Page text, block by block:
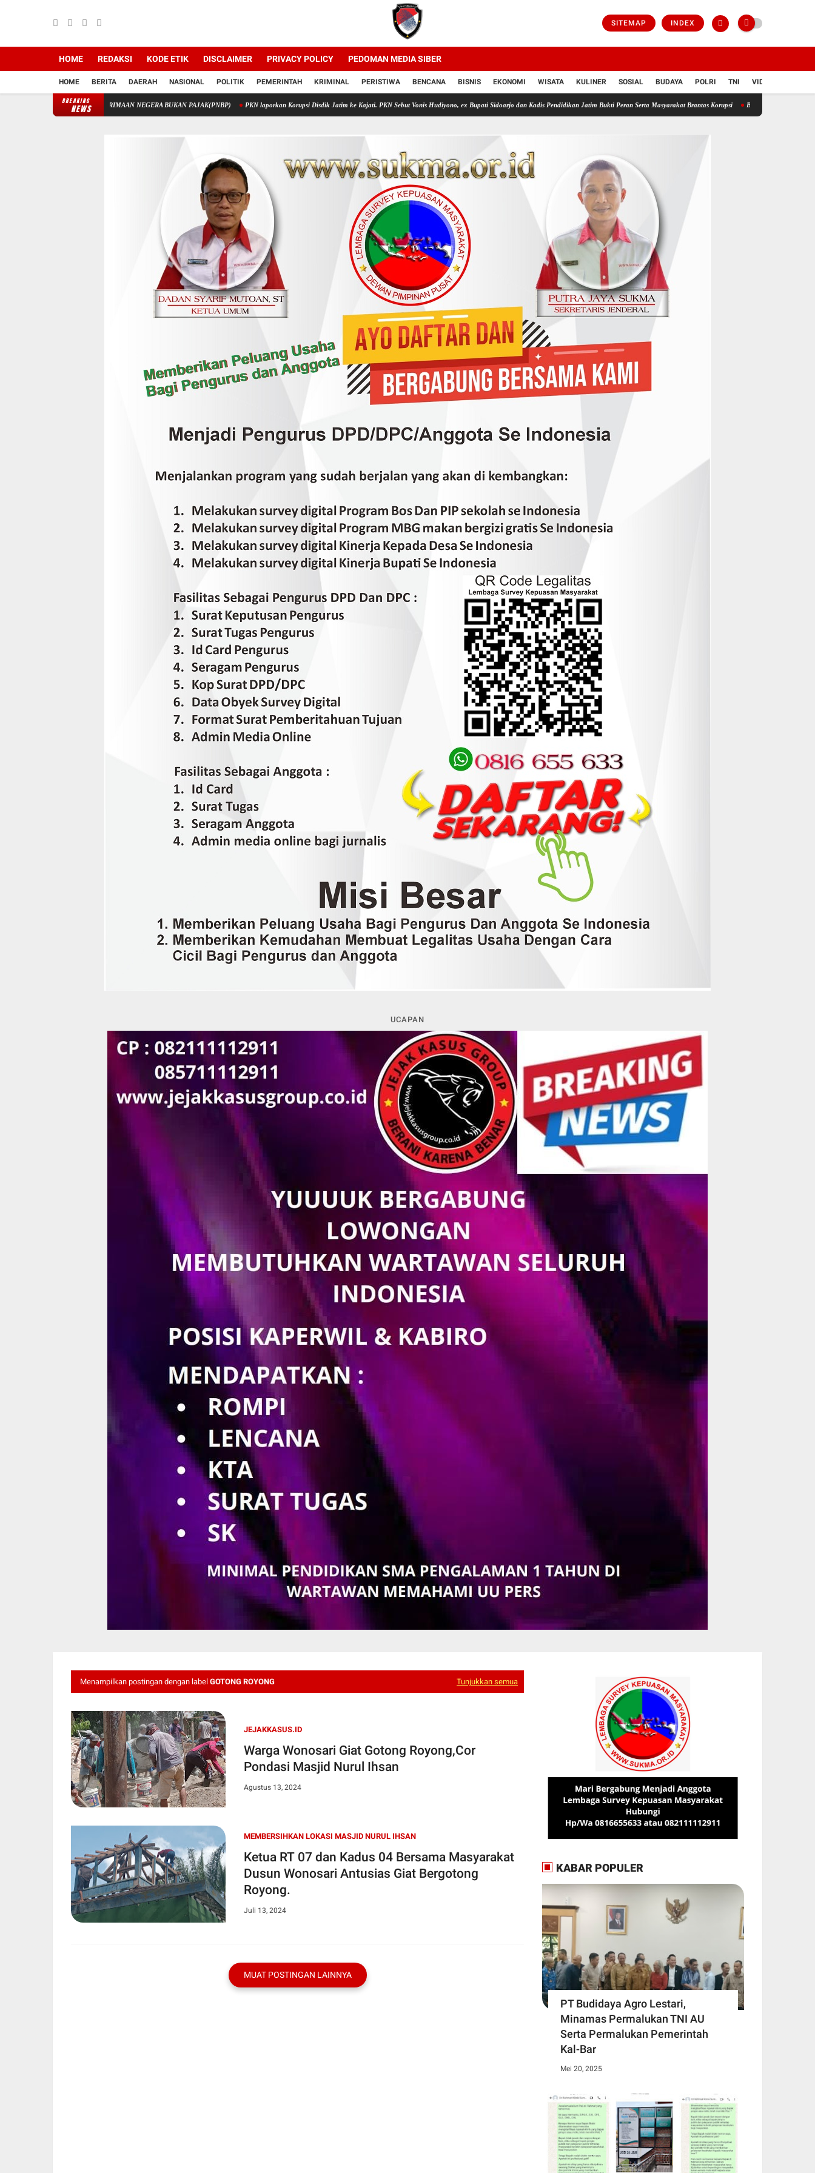
SITEMAP INDEX
HOME REDAKSI KODE ETIK DISCLAIMER PRIVACY POLICY PEDOMAN MEDIA SIBER
HOME BERITA DAERAH NASIONAL POLITIK PEMERINTAH KRIMINAL PERISTIWA BENCANA BISNIS EKONOMI WISATA KULINER SOSIAL BUDAYA POLRI TNI VIDIO
BREAKING
NEWS
PENERIMAAN NEGERA BUKAN PAJAK(PNBP) PKN laporkan Korupsi Disdik Jatim ke Kajati. PKN Sebut Vonis Hudiyono, ex Bupati Sidoarjo dan Kadis Pendidikan Jatim Bukti Peran Serta Masyarakat Brantas Korupsi Bongkar Sindikat Buzzer Penyebar Hoax,
UCAPAN
Menampilkan postingan dengan label GOTONG ROYONG Tunjukkan semua
JEJAKKASUS.ID
Warga Wonosari Giat Gotong Royong,Cor
Pondasi Masjid Nurul Ihsan
Agustus 13, 2024
MEMBERSIHKAN LOKASI MASJID NURUL IHSAN
Ketua RT 07 dan Kadus 04 Bersama Masyarakat
Dusun Wonosari Antusias Giat Bergotong
Royong.
Juli 13, 2024
MUAT POSTINGAN LAINNYA
KABAR POPULER
PT Budidaya Agro Lestari,
Minamas Permalukan TNI AU
Serta Permalukan Pemerintah
Kal-Bar
Mei 20, 2025